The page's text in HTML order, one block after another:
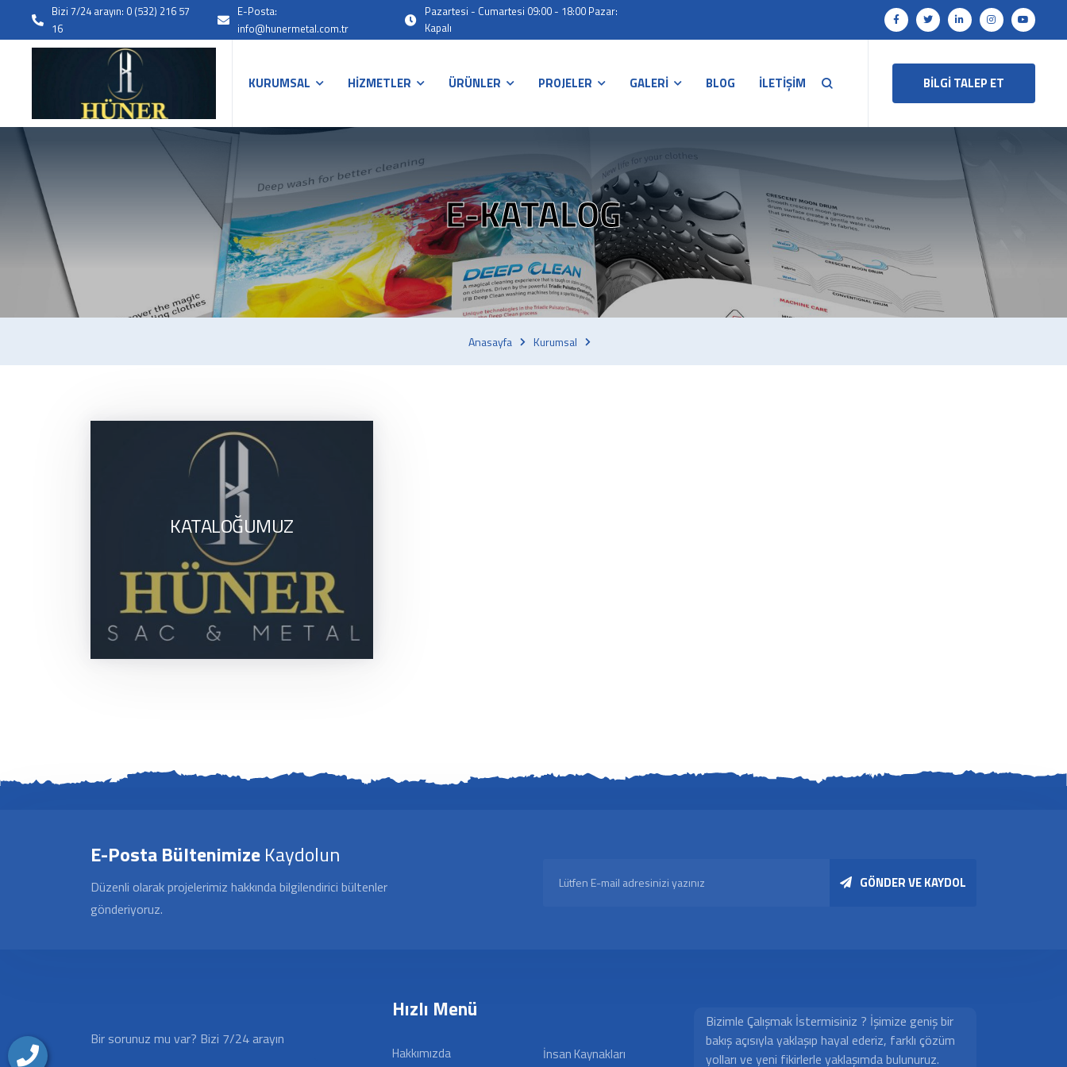
Bizi 7/24 arayın: 0 (532) 216 57
16
E-Posta:
info@hunermetal.com.tr
Pazartesi - Cumartesi 09:00 - 18:00 Pazar:
Kapalı
KURUMSAL HİZMETLER ÜRÜNLER PROJELER GALERİ BLOG İLETİŞİM BİLGİ TALEP ET
E-KATALOG
Anasayfa Kurumsal
KATALOĞUMUZ
E-Posta BültenimizeKaydolun
Düzenli olarak projelerimiz hakkında bilgilendirici bültenler
gönderiyoruz.
GÖNDER VE KAYDOL
Bir sorunuz mu var? Bizi 7/24 arayın
Hızlı Menü
Hakkımızda İnsan Kaynakları
Bizimle Çalışmak İstermisiniz ? İşimize geniş bir
bakış açısıyla yaklaşıp hayal ederiz, farklı çözüm
yolları ve yeni fikirlerle yaklaşımda bulunuruz.